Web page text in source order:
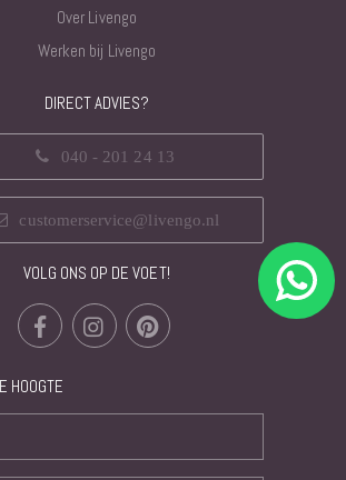
Over Livengo
Werken bij Livengo
DIRECT ADVIES?
040 - 201 24 13
customerservice@livengo.nl
VOLG ONS OP DE VOET!
HOOGTE